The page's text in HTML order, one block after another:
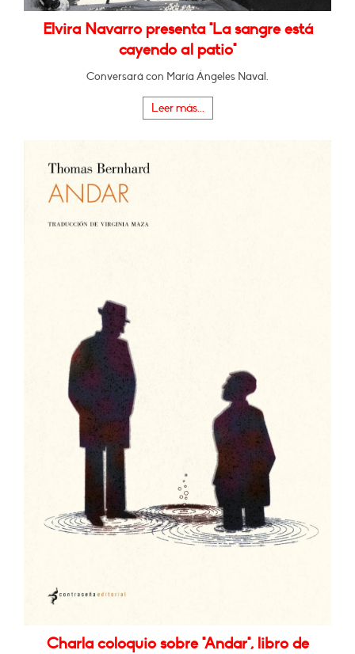
Elvira Navarro presenta "La sangre está
cayendo al patio"
Conversará con María Ángeles Naval.
Leer más...
Charla coloquio sobre "Andar", libro de